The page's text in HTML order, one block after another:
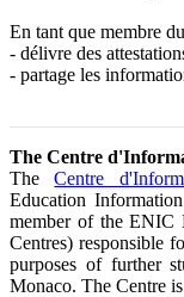
En tant que membre
- délivre des
- partage les
The Centre
TheCentre
Education
member of the ENIC
Centres) responsible
purposes of further
Monaco. The Centre